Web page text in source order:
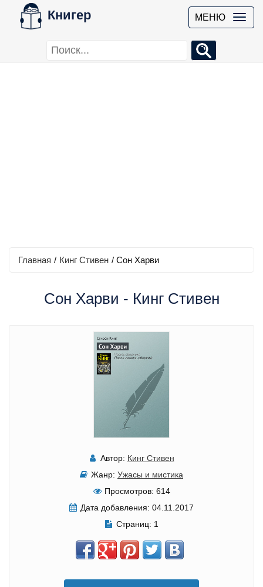
Книгер МЕНЮ
Главная / Кинг Стивен / Сон Харви
Сон Харви - Кинг Стивен
Автор: Кинг Стивен
Жанр: Ужасы и мистика
Просмотров: 614
Дата добавления: 04.11.2017
Страниц: 1